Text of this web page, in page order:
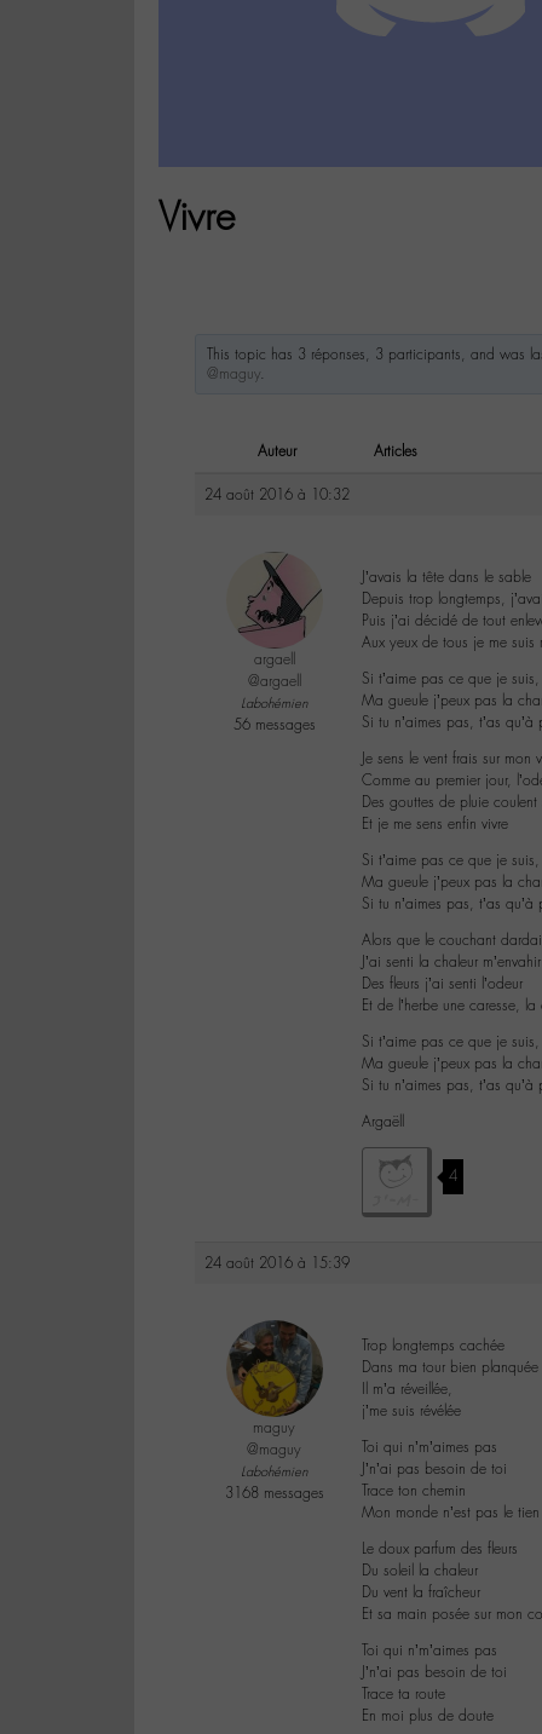
Vivre
This topic has 3 réponses, 3 participants, and was
@maguy.
Auteur Articles
24 août 2016 à 10:32
argaell
@argaell
Labohémien
56 messages
J’avais la tête dans le sable
Depuis trop longtemps,
Puis j’ai décidé de tout
Aux yeux de tous je me suis
Si t’aime pas ce que je
Ma gueule j’peux pas la
Si tu n’aimes pas, t’as qu’à
Je sens le vent frais sur mon
Comme au premier jour,
Des gouttes de pluie coulent
Et je me sens enfin vivre
Si t’aime pas ce que je
Ma gueule j’peux pas la
Si tu n’aimes pas, t’as qu’à
Alors que le couchant
J’ai senti la chaleur
Des fleurs j’ai senti l’odeur
Et de l’herbe une caresse, la
Si t’aime pas ce que je
Ma gueule j’peux pas la
Si tu n’aimes pas, t’as qu’à
Argaëll
4
24 août 2016 à 15:39
maguy
@maguy
Labohémien
3168 messages
Trop longtemps cachée
Dans ma tour bien planquée
Il m’a réveillée,
j’me suis révélée
Toi qui n’m’aimes pas
J’n’ai pas besoin de toi
Trace ton chemin
Mon monde n’est pas le tien
Le doux parfum des fleurs
Du soleil la chaleur
Du vent la fraîcheur
Et sa main posée sur mon
Toi qui n’m’aimes pas
J’n’ai pas besoin de toi
Trace ta route
En moi plus de doute